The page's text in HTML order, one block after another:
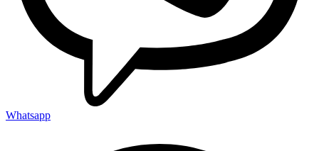
Whatsapp